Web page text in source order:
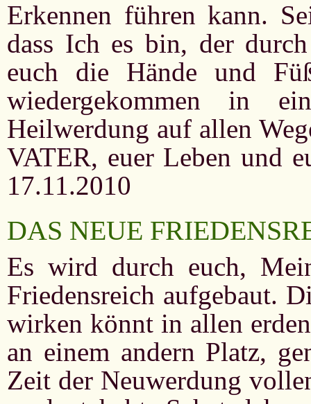
Erkennen führen kann.
dass Ich es bin, der
euch die Hände und
wiedergekommen in
Heilwerdung auf allen
VATER, euer Leben und
17.11.2010
DAS NEUE
Es wird durch euch,
Friedensreich aufgebaut.
wirken könnt in allen
an einem andern Platz,
Zeit der Neuwerdung